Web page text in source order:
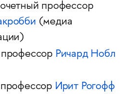
профессор
и (медиа
Ричард Нобл
Ирит Рогофф